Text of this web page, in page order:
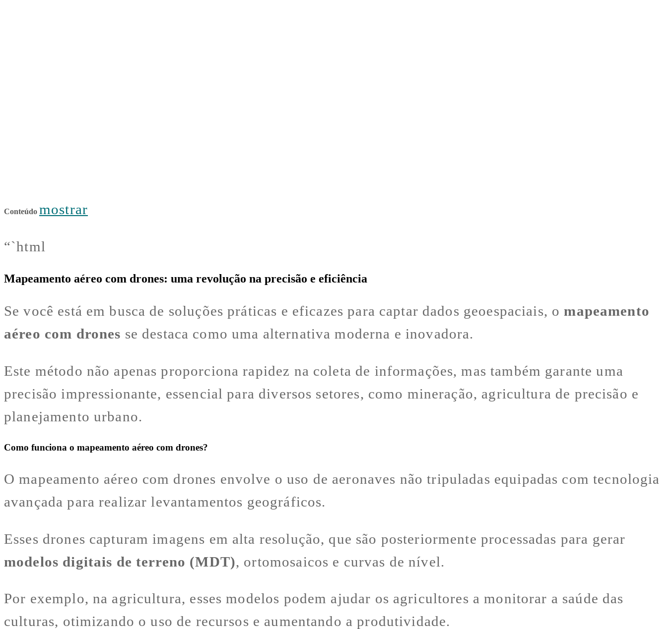
Conteúdo mostrar
“`html
Mapeamento aéreo com drones: uma revolução na precisão e eficiência
Se você está em busca de soluções práticas e eficazes para captar dados geoespaciais, omapeamento
aéreo com drones se destaca como uma alternativa moderna e inovadora.
Este método não apenas proporciona rapidez na coleta de informações, mas também garante uma
precisão impressionante, essencial para diversos setores, como mineração, agricultura de precisão e
planejamento urbano.
Como funciona o mapeamento aéreo com drones?
O mapeamento aéreo com drones envolve o uso de aeronaves não tripuladas equipadas com tecnologia
avançada para realizar levantamentos geográficos.
Esses drones capturam imagens em alta resolução, que são posteriormente processadas para gerar
modelos digitais de terreno (MDT), ortomosaicos e curvas de nível.
Por exemplo, na agricultura, esses modelos podem ajudar os agricultores a monitorar a saúde das
culturas, otimizando o uso de recursos e aumentando a produtividade.